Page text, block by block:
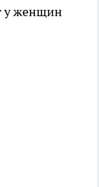
у женщин